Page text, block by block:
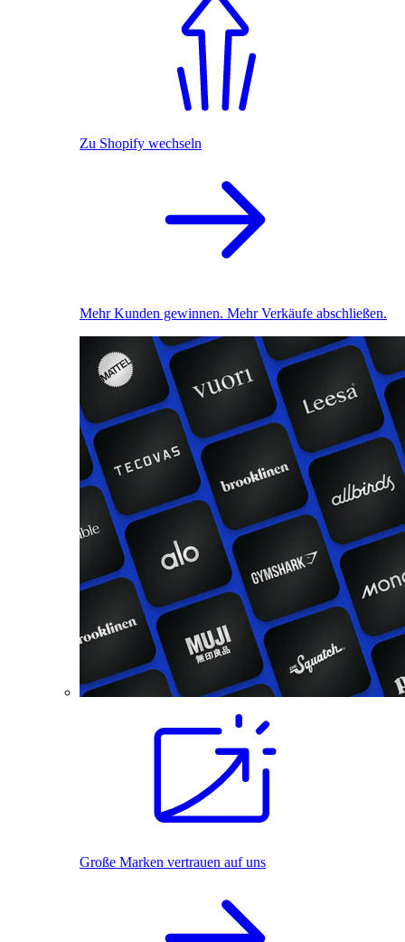
Zu Shopify wechseln
Mehr Kunden gewinnen. Mehr Verkäufe abschließen.
Große Marken vertrauen auf uns